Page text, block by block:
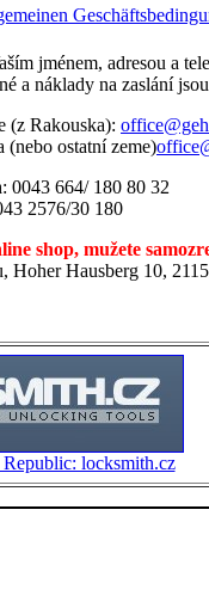
jménem, adresou a
a náklady na zaslání
(z Rakouska):
ostatní zeme)
0043 664/ 180 80 32
2576/30 180
shop, mužete
Hoher Hausberg 10,
locksmith.cz